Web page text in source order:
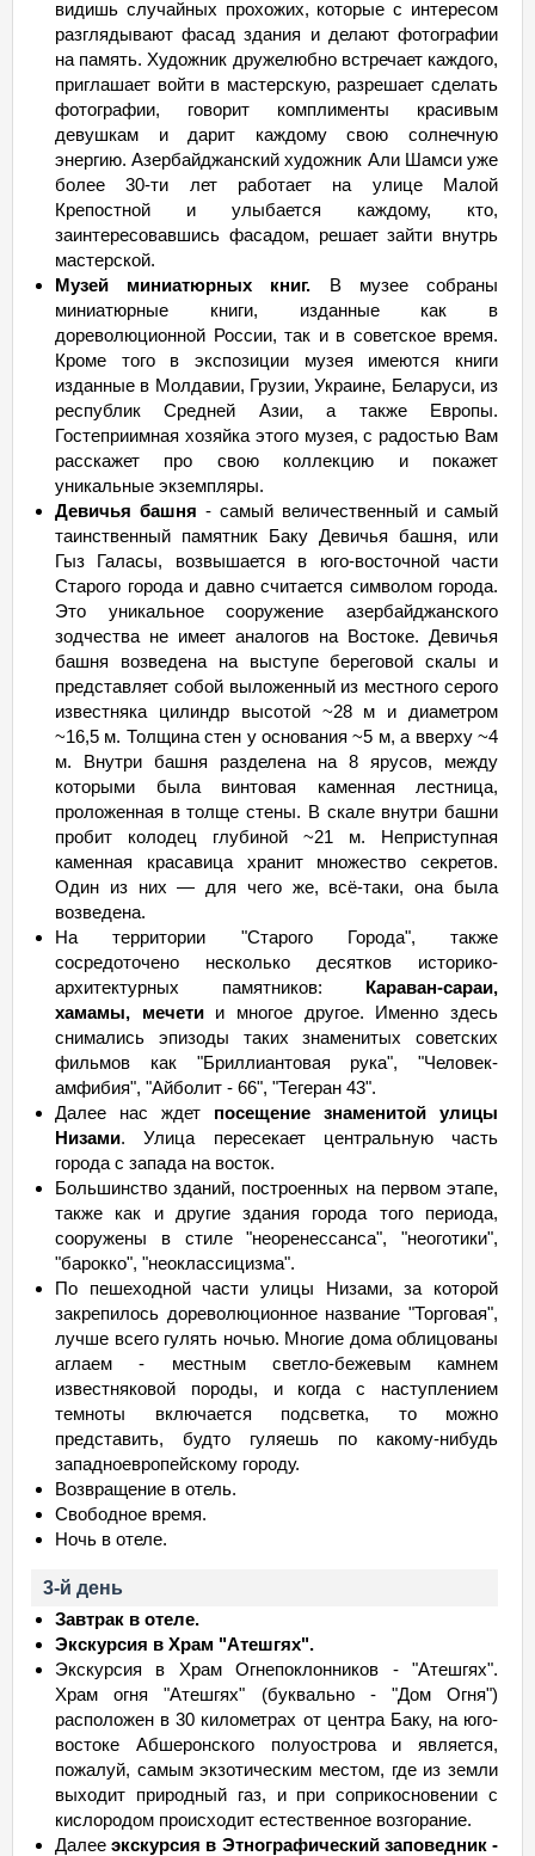
видишь случайных прохожих, которые с интересом
разглядывают фасад здания и делают фотографии
на память. Художник дружелюбно встречает каждого,
приглашает войти в мастерскую, разрешает сделать
фотографии, говорит комплименты красивым
девушкам и дарит каждому свою солнечную
энергию. Азербайджанский художник Али Шамси уже
более 30-ти лет работает на улице Малой
Крепостной и улыбается каждому, кто,
заинтересовавшись фасадом, решает зайти внутрь
мастерской.
Музей миниатюрных книг. В музее собраны
миниатюрные книги, изданные как в
дореволюционной России, так и в советское время.
Кроме того в экспозиции музея имеются книги
изданные в Молдавии, Грузии, Украине, Беларуси, из
республик Средней Азии, а также Европы.
Гостеприимная хозяйка этого музея, с радостью Вам
расскажет про свою коллекцию и покажет
уникальные экземпляры.
Девичья башня - самый величественный и самый
таинственный памятник Баку Девичья башня, или
Гыз Галасы, возвышается в юго-восточной части
Старого города и давно считается символом города.
Это уникальное сооружение азербайджанского
зодчества не имеет аналогов на Востоке. Девичья
башня возведена на выступе береговой скалы и
представляет собой выложенный из местного серого
известняка цилиндр высотой ~28 м и диаметром
~16,5 м. Толщина стен у основания ~5 м, а вверху ~4
м. Внутри башня разделена на 8 ярусов, между
которыми была винтовая каменная лестница,
проложенная в толще стены. В скале внутри башни
пробит колодец глубиной ~21 м. Неприступная
каменная красавица хранит множество секретов.
Один из них — для чего же, всё-таки, она была
возведена.
На территории "Старого Города", также
сосредоточено несколько десятков историко-
архитектурных памятников: Караван-сараи,
хамамы, мечетии многое другое. Именно здесь
снимались эпизоды таких знаменитых советских
фильмов как "Бриллиантовая рука", "Человек-
амфибия", "Айболит - 66", "Тегеран 43".
Далее нас ждет посещение знаменитой улицы
Низами. Улица пересекает центральную часть
города с запада на восток.
Большинство зданий, построенных на первом этапе,
также как и другие здания города того периода,
сооружены в стиле "неоренессанса", "неоготики",
"барокко", "неоклассицизма".
По пешеходной части улицы Низами, за которой
закрепилось дореволюционное название "Торговая",
лучше всего гулять ночью. Многие дома облицованы
аглаем - местным светло-бежевым камнем
известняковой породы, и когда с наступлением
темноты включается подсветка, то можно
представить, будто гуляешь по какому-нибудь
западноевропейскому городу.
Возвращение в отель.
Свободное время.
Ночь в отеле.
3-й день
Завтрак в отеле.
Экскурсия в Храм "Атешгях".
Экскурсия в Храм Огнепоклонников - "Атешгях".
Храм огня "Атешгях" (буквально - "Дом Огня")
расположен в 30 километрах от центра Баку, на юго-
востоке Абшеронского полуострова и является,
пожалуй, самым экзотическим местом, где из земли
выходит природный газ, и при соприкосновении с
кислородом происходит естественное возгорание.
Далееэкскурсия в Этнографический заповедник -